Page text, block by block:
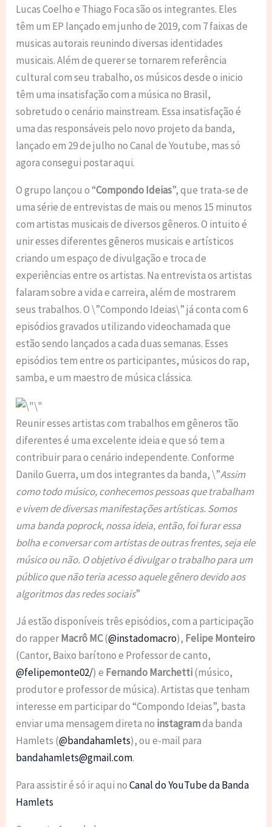
Lucas Coelho e Thiago Foca são os integrantes. Eles
têm um EP lançado em junho de 2019, com 7 faixas de
musicas autorais reunindo diversas identidades
musicais. Além de querer se tornarem referência
cultural com seu trabalho, os músicos desde o inicio
têm uma insatisfação com a música no Brasil,
sobretudo o cenário mainstream. Essa insatisfação é
uma das responsáveis pelo novo projeto da banda,
lançado em 29 de julho no Canal de Youtube, mas só
agora consegui postar aqui.
O grupo lançou o “Compondo Ideias”, que trata-se de
uma série de entrevistas de mais ou menos 15 minutos
com artistas musicais de diversos gêneros. O intuito é
unir esses diferentes gêneros musicais e artísticos
criando um espaço de divulgação e troca de
experiências entre os artistas. Na entrevista os artistas
falaram sobre a vida e carreira, além de mostrarem
seus trabalhos. O \”Compondo Ideias\” já conta com 6
episódios gravados utilizando videochamada que
estão sendo lançados a cada duas semanas. Esses
episódios tem entre os participantes, músicos do rap,
samba, e um maestro de música clássica.
Reunir esses artistas com trabalhos em gêneros tão
diferentes é uma excelente ideia e que só tem a
contribuir para o cenário independente. Conforme
Danilo Guerra, um dos integrantes da banda, \”Assim
como todo músico, conhecemos pessoas que trabalham
e vivem de diversas manifestações artísticas. Somos
uma banda poprock, nossa ideia, então, foi furar essa
bolha e conversar com artistas de outras frentes, seja ele
músico ou não. O objetivo é divulgar o trabalho para um
público que não teria acesso aquele gênero devido aos
algoritmos das redes sociais”
Já estão disponíveis três episódios, com a participação
do rapperMacrô MC(@instadomacro), Felipe Monteiro
(Cantor, Baixo barítono e Professor de canto,
@felipemonte02/) e Fernando Marchetti(músico,
produtor e professor de música). Artistas que tenham
interesse em participar do “Compondo Ideias”, basta
enviar uma mensagem direta no instagramda banda
Hamlets (@bandahamlets), ou e-mail para
bandahamlets@gmail.com.
Para assistir é só ir aqui noCanal do YouTube da Banda
Hamlets